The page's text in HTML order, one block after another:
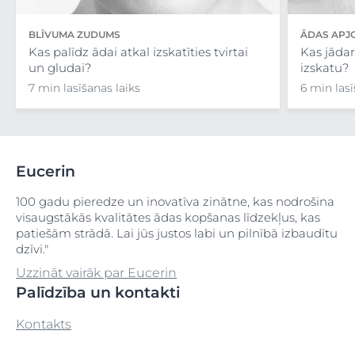
BLĪVUMA ZUDUMS
Kas palīdz ādai atkal izskatīties tvirtai
un gludai?
7 min lasīšanas laiks
ĀDAS
Kas
izskatu?
6 min
Eucerin
100 gadu pieredze un inovatīva zinātne, kas nodrošina
visaugstākās kvalitātes ādas kopšanas līdzekļus, kas
patiešām strādā. Lai jūs justos labi un pilnībā izbaudītu
dzīvi."
Uzzināt vairāk par Eucerin
Palīdzība un kontakti
Kontakts